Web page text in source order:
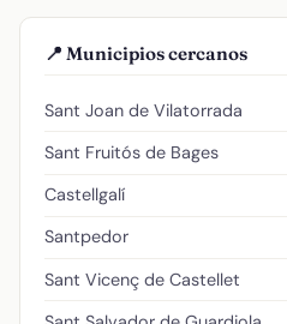
📍 Municipios cercanos
Sant Joan de Vilatorrada
Sant Fruitós de Bages
Castellgalí
Santpedor
Sant Vicenç de Castellet